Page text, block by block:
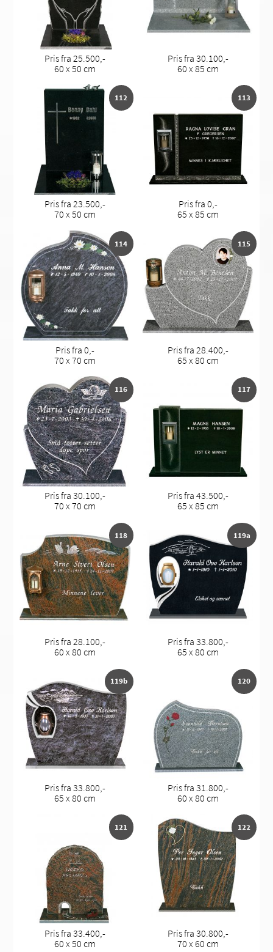
Pris fra 25.500,-
60 x 50 cm
Pris fra 30.100,-
60 x 85 cm
112
Pris fra 23.500,-
70 x 50 cm
113
Pris fra 0,-
65 x 85 cm
114
Pris fra 0,-
70 x 70 cm
115
Pris fra 28.400,-
65 x 80 cm
116
Pris fra 30.100,-
70 x 70 cm
117
Pris fra 43.500,-
65 x 85 cm
118
Pris fra 28.100,-
60 x 80 cm
119a
Pris fra 33.800,-
65 x 80 cm
119b
Pris fra 33.800,-
65 x 80 cm
120
Pris fra 31.800,-
60 x 80 cm
121
Pris fra 33.400,-
60 x 50 cm
122
Pris fra 30.800,-
70 x 60 cm